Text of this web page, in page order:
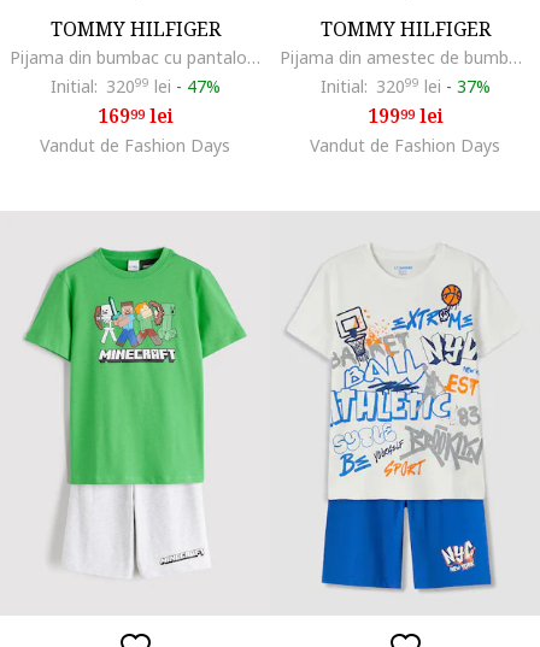
TOMMY HILFIGER
Pijama din bumbac cu pantaloni in carouri, Alb fildes/Negru
Initial: 32099 lei - 47%
16999lei
Vandut de Fashion Days
TOMMY HILFIGER
Pijama din amestec de bumbac cu pantaloni lungi, Alb/Bleumarin
Initial: 32099 lei - 37%
19999lei
Vandut de Fashion Days